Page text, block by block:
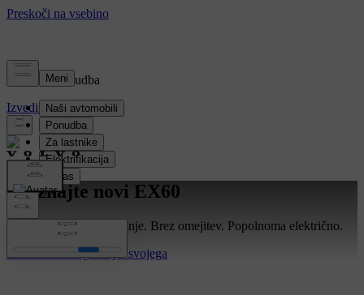
Akcijska ponudba
Izvedite več >
Spoznajte novi EX60
Začenja se novo potovanje. Brez omejitev. Popolnoma električno.
Konfigurirajte svojega